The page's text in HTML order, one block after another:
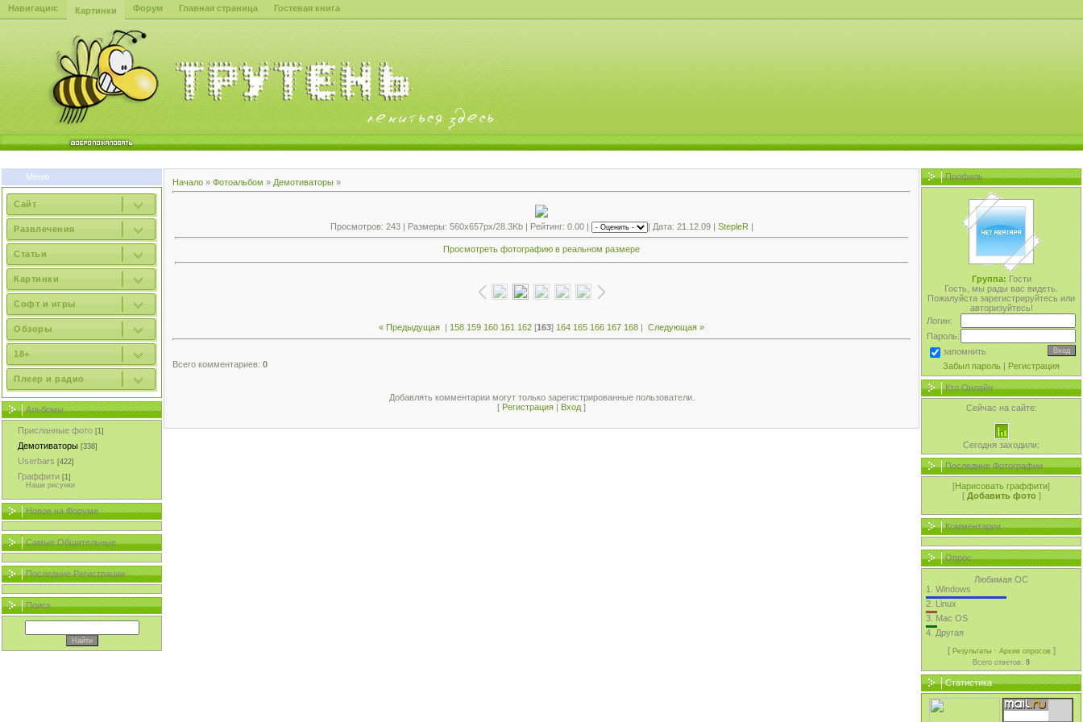
Навигация: Картинки Форум Главная страница Гостевая книга
Меню
Сайт
Развлечения
Статьи
Картинки
Софт и игры
Обзоры
18+
Плеер и радио
Альбомы
Присланные фото [1]
Демотиваторы [338]
Userbars [422]
Граффити [1]
Наши рисунки
Новое на Форуме
Самые Общительные
Последние Регистрации
Поиск
Начало » Фотоальбом » Демотиваторы »
Просмотров: 243 | Размеры: 560x657px/28.3Kb | Рейтинг: 0.00 | | Дата: 21.12.09 | StepleR |
Просмотреть фотографию в реальном размере
« Предыдущая | 158 159 160 161 162 [163] 164 165 166 167 168 | Следующая »
Всего комментариев: 0
Добавлять комментарии могут только зарегистрированные пользователи.
[ Регистрация Вход ]
Профиль
Группа:Гости
Гость, мы рады вас видеть.
Пожалуйста зарегистрируйтесь или
авторизуйтесь!
Логин:
Пароль:
запомнить
Забыл пароль|Регистрация
Кто Онлайн
Сейчас на сайте:
Сегодня заходили:
Последние Фотографии
[Нарисовать граффити]
[Добавить фото ]
Комментарии
Опрос
Любимая ОС
1.Windows
2.Linux
3.Mac OS
4.Другая
[Результаты·Архив опросов]
Всего ответов:9
Статистика